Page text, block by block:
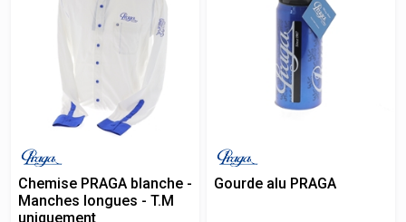
Chemise PRAGA blanche -
Manches longues - T.M
uniquement
Gourde alu PRAGA